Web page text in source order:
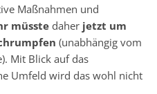
Maßnahmen und
müsste daher jetzt um
(unabhängig vom
Mit Blick auf das
Umfeld wird das wohl nicht